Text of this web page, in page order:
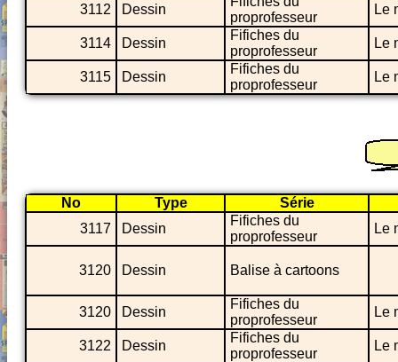
3112 Dessin
proprofesseur
Le
3114 Dessin
Fifiches du
proprofesseur
Le
3115 Dessin
Fifiches du
proprofesseur
Le
No Type
Série
3117
Dessin
Fifiches du
proprofesseur
Le
3120 Dessin Balise à cartoons
3120 Dessin
Fifiches du
proprofesseur
Le
3122 Dessin
Fifiches du
proprofesseur
Le